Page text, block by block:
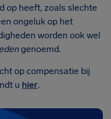
op heeft, zoals slechte
ongeluk op het
worden ook wel
genoemd.
op compensatie bij
u hier.